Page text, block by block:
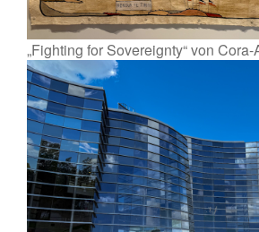
„Fighting for Sovereignty“ von Cora-